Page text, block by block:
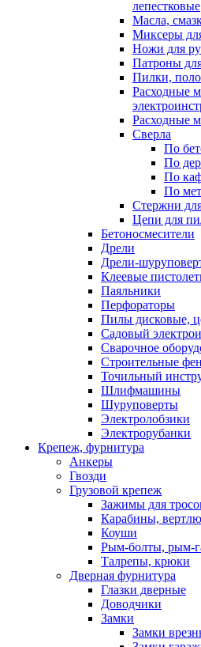
лепестковые
Масла,
Миксеры
Ножи для
Патроны
Пилки,
Расходные
Расходные
Сверла
По
По
По
По
Стержни
Цепи для
Бетоносмесители
Дрели
Дрели-
Клеевые
Паяльники
Перфораторы
Пилы дисковые,
Садовый
Сварочное
Строительные
Точильный
Шлифмашины
Шуруповерты
Электролобзики
Электрорубанки
Крепеж, фурнитура
Анкеры
Гвозди
Грузовой крепеж
Зажимы для
Карабины,
Коуши
Рым-болты, рым-
Талрепы, крюки
Дверная фурнитура
Глазки дверные
Доводчики
Замки
Замки